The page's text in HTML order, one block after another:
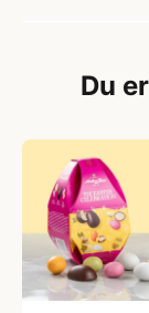
Du